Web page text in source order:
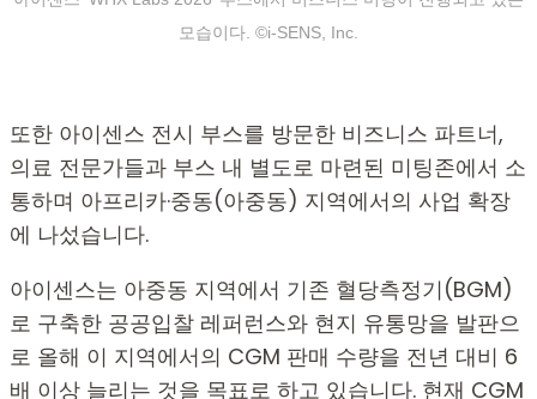
모습이다. ©i-SENS, Inc.
또한 아이센스 전시 부스를 방문한 비즈니스 파트너,
의료 전문가들과 부스 내 별도로 마련된 미팅존에서 소
통하며 아프리카·중동(아중동) 지역에서의 사업 확장
에 나섰습니다.
아이센스는 아중동 지역에서 기존 혈당측정기(BGM)
로 구축한 공공입찰 레퍼런스와 현지 유통망을 발판으
로 올해 이 지역에서의 CGM 판매 수량을 전년 대비 6
배 이상 늘리는 것을 목표로 하고 있습니다. 현재 CGM